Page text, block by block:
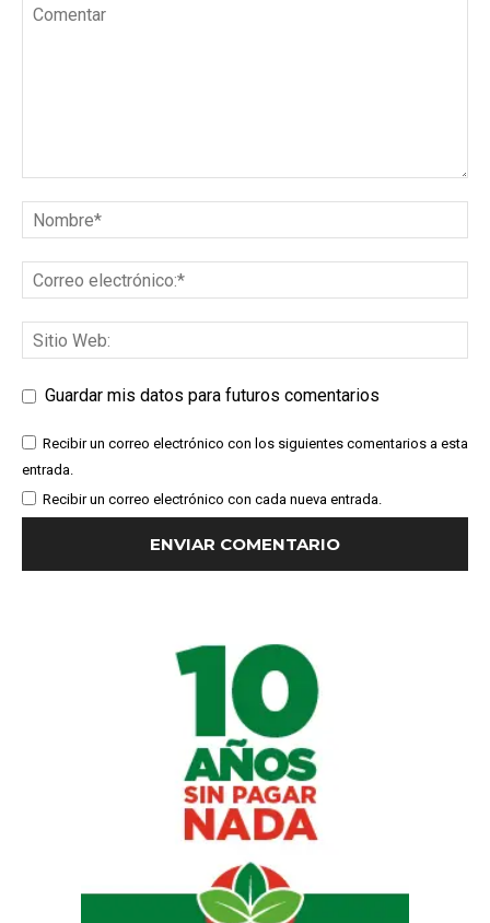
Guardar mis datos para futuros comentarios
Recibir un correo electrónico con los siguientes comentarios a esta
entrada.
Recibir un correo electrónico con cada nueva entrada.